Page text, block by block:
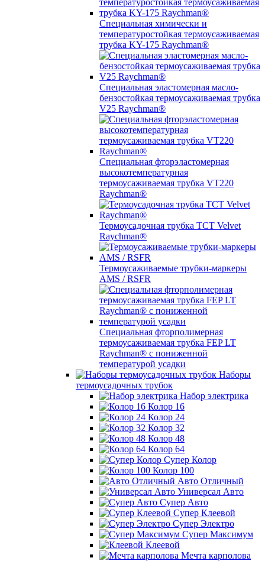
Специальная химически и
температуростойкая термоусаживаемая
трубка KY-175 Raychman®
Специальная эластомерная масло-
бензостойкая термоусаживаемая трубка
V25 Raychman®
Специальная фторэластомерная
высокотемпературная
термоусаживаемая трубка VT220
Raychman®
Термоусадочная трубка TCT Velvet
Raychman®
Термоусаживаемые трубки-маркеры
AMS / RSFR
Специальная фторполимерная
термоусаживаемая трубка FEP LT
Raychman® с пониженной
температурой усадки
Наборы
термоусадочных трубок
Набор электрика
Колор 16
Колор 24
Колор 32
Колор 48
Колор 64
Супер Колор
Колор 100
Авто Отличный
Универсал Авто
Супер Авто
Супер Клеевой
Супер Электро
Супер Максимум
Клеевой
Мечта карполова